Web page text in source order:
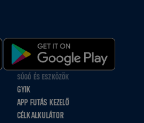
SÚGÓ ÉS ESZKÖZÖK
GYIK
APP FUTÁS KEZELŐ
CÉLKALKULÁTOR